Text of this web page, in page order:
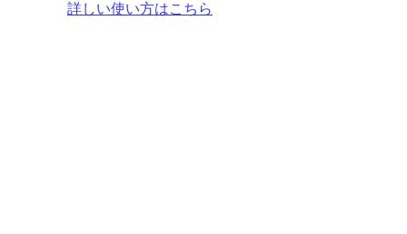
詳しい使い方はこちら